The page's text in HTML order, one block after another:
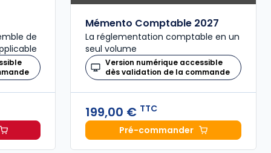
de
Fiscal 2026 à 215,00 € TTC
Mémento Comptable 2027
La réglementation comptable en un
seul volume
Version numérique accessible
dès validation de la commande
199,00 € TTC
Pré-commanderMémento Comptable